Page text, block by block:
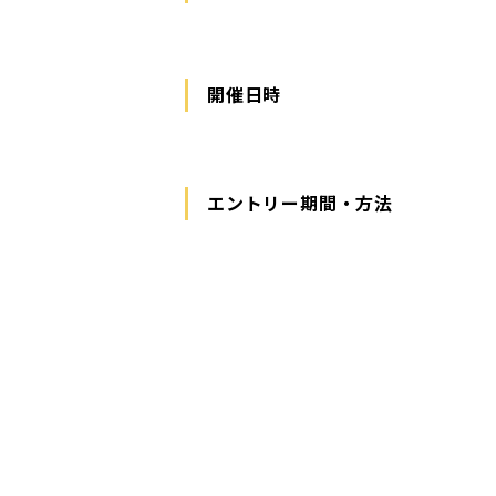
開催日時
エントリー期間・方法